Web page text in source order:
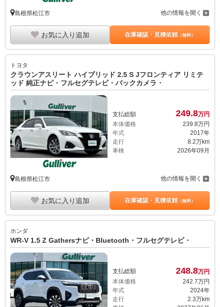
島根県松江市 他の情報を開く
お気に入り追加 在庫確認・見積依頼（無料）
トヨタ
クラウンアスリート ハイブリッド 2.5 S Jフロンティア リミテ
ッド 純正ナビ・フルセグテレビ・バックカメラ・
支払総額 249.8万円
本体価格
239.8万円
年式
2017年
走行
8.2万km
車検
2026年09月
島根県松江市 他の情報を開く
お気に入り追加 在庫確認・見積依頼（無料）
ホンダ
WR-V 1.5 Z Gathersナビ・Bluetooth・フルセグテレビ・
支払総額 248.8万円
本体価格
242. 7万円
年式
2024年
走行
2.3万km